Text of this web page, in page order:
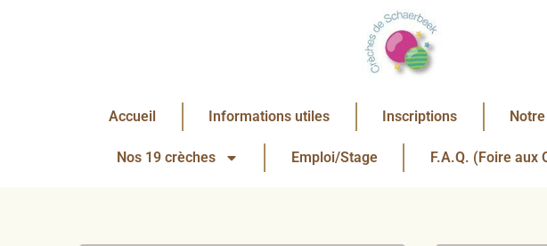
Accueil Informations utiles Inscriptions
Nos 19 crèches Emploi/Stage F.A.Q. (Foire aux